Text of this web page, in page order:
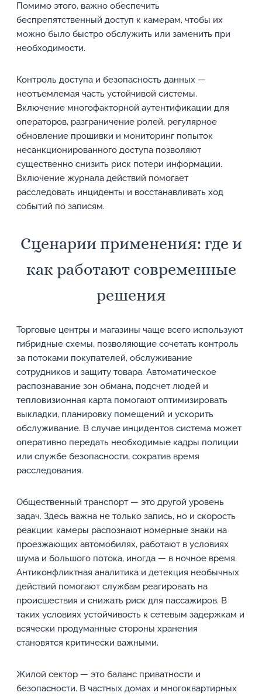
Помимо этого, важно обеспечить
беспрепятственный доступ к камерам, чтобы их
можно было быстро обслужить или заменить при
необходимости.
Контроль доступа и безопасность данных —
неотъемлемая часть устойчивой системы.
Включение многофакторной аутентификации для
операторов, разграничение ролей, регулярное
обновление прошивки и мониторинг попыток
несанкционированного доступа позволяют
существенно снизить риск потери информации.
Включение журнала действий помогает
расследовать инциденты и восстанавливать ход
событий по записям.
Сценарии применения: где и
как работают современные
решения
Торговые центры и магазины чаще всего используют
гибридные схемы, позволяющие сочетать контроль
за потоками покупателей, обслуживание
сотрудников и защиту товара. Автоматическое
распознавание зон обмана, подсчет людей и
тепловизионная карта помогают оптимизировать
выкладки, планировку помещений и ускорить
обслуживание. В случае инцидентов система может
оперативно передать необходимые кадры полиции
или службе безопасности, сократив время
расследования.
Общественный транспорт — это другой уровень
задач. Здесь важна не только запись, но и скорость
реакции: камеры распознают номерные знаки на
проезжающих автомобилях, работают в условиях
шума и большого потока, иногда — в ночное время.
Антиконфликтная аналитика и детекция необычных
действий помогают службам реагировать на
происшествия и снижать риск для пассажиров. В
таких условиях устойчивость к сетевым задержкам и
всячески продуманные стороны хранения
становятся критически важными.
Жилой сектор — это баланс приватности и
безопасности. В частных домах и многоквартирных